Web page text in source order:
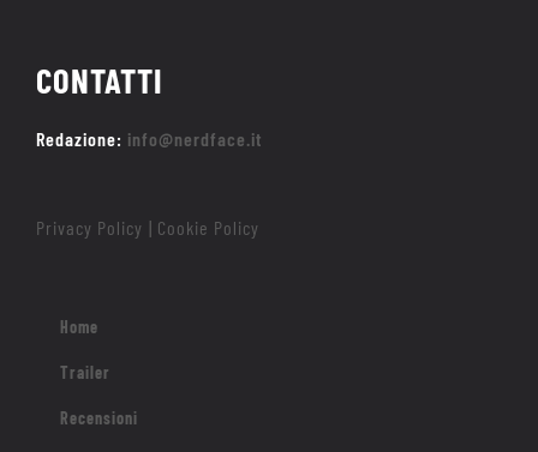
CONTATTI
Redazione: info@nerdface.it
Privacy Policy | Cookie Policy
Home
Trailer
Recensioni